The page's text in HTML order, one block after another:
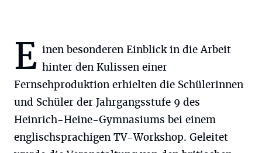
E inen besonderen Einblick in die Arbeit
hinter den Kulissen einer
Fernsehproduktion erhielten die Schülerinnen
und Schüler der Jahrgangsstufe 9 des
Heinrich-Heine-Gymnasiums bei einem
englischsprachigen TV-Workshop. Geleitet